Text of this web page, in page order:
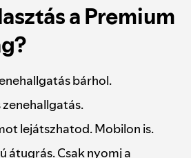
a Premium
bárhol.
lejátszhatod. Mobilon is.
átugrás. Csak nyomj a